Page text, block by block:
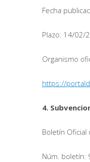
Fecha
Plazo: 14/02/
Organismo
https://
4.
Boletín Oficial
Núm. boletín: